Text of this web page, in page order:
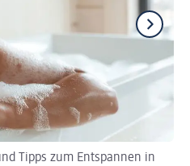
Tipps zum Entspannen in